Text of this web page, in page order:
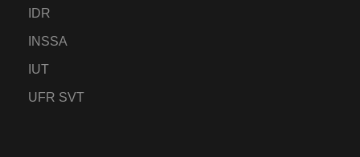
IDR
INSSA
IUT
UFR SVT